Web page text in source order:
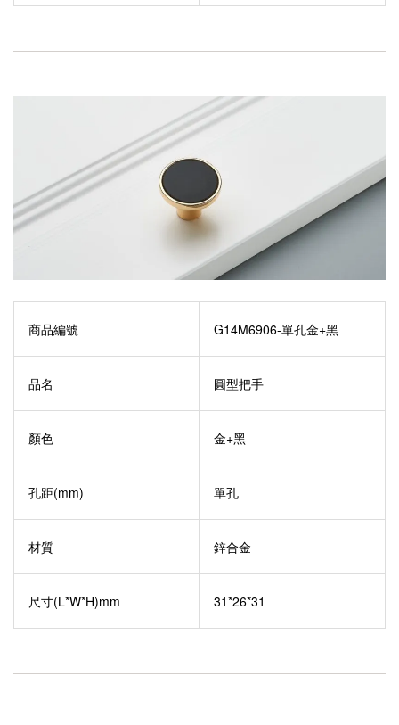
商品編號 G14M6906-單孔金+黑
品名 圓型把手
顏色 金+黑
孔距(mm) 單孔
材質 鋅合金
尺寸(L*W*H)mm 31*26*31